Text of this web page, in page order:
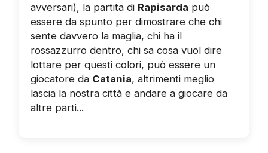
avversari), la partita di Rapisarda può
essere da spunto per dimostrare che chi
sente davvero la maglia, chi ha il
rossazzurro dentro, chi sa cosa vuol dire
lottare per questi colori, può essere un
giocatore da Catania, altrimenti meglio
lascia la nostra città e andare a giocare da
altre parti...